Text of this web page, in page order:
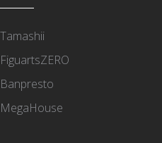
Tamashii
FiguartsZERO
Banpresto
MegaHouse